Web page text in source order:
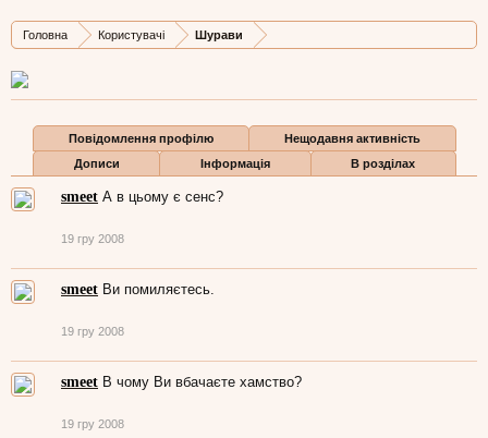
Головна Користувачі Шурави
Дописів
2.742
Карма
972
Бали
113
Повідомлення профілю
Нещодавня активність
Дописи
Інформація В розділах
smeet А в цьому є сенс?
19 гру 2008
smeet Ви помиляєтесь.
19 гру 2008
smeet В чому Ви вбачаєте хамство?
19 гру 2008